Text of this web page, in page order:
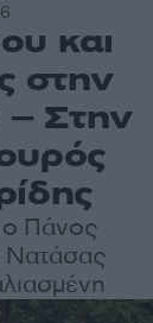
και
στην
Στην
Πάνος
Νατάσας